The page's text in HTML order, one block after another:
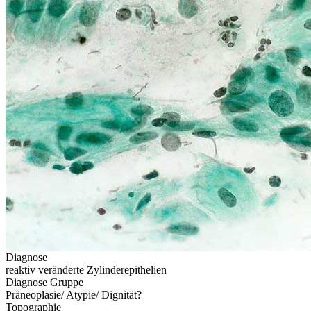
Diagnose
reaktiv veränderte Zylinderepithelien
Diagnose Gruppe
Präneoplasie/ Atypie/ Dignität?
Topographie